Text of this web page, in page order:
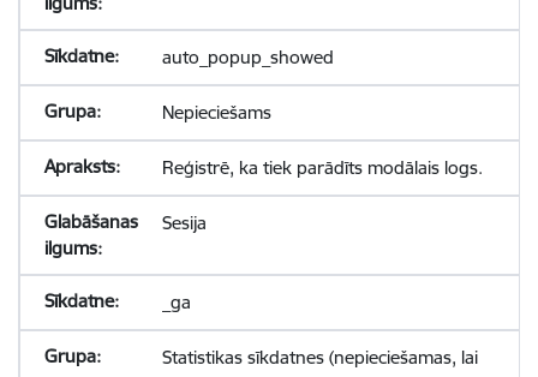
auto_popup_showed
Nepieciešams
Reģistrē, ka tiek parādīts modālais logs.
Sesija
_ga
Statistikas sīkdatnes (nepieciešamas, lai